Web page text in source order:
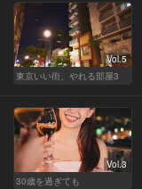
Vol.5
東京いい街、やれる部屋3
Vol.3
30歳を過ぎても